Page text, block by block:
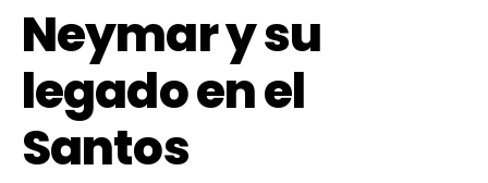
Neymar y su
legado en el
Santos